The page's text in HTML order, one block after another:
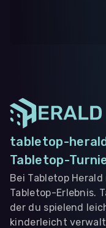
tabletop-
Tabletop-
Bei Tabletop
Tabletop-Erlebnis.
der du spielend
kinderleicht